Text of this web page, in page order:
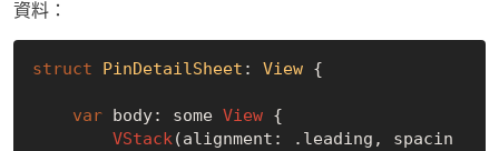
資料：
struct PinDetailSheet : View {
var body: some View {
VStack(alignment: .leading, spacin